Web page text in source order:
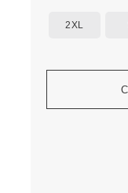
2XL